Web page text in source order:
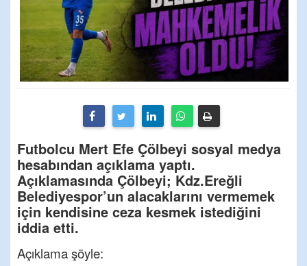
Futbolcu Mert Efe Çölbeyi sosyal medya
hesabından açıklama yaptı.
Açıklamasında Çölbeyi; Kdz.Ereğli
Belediyespor’un alacaklarını vermemek
için kendisine ceza kesmek istediğini
iddia etti.
Açıklama şöyle: